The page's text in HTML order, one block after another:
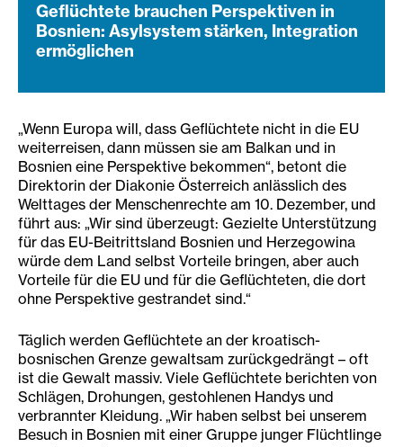
Geflüchtete brauchen Perspektiven in
Bosnien: Asylsystem stärken, Integration
ermöglichen
„Wenn Europa will, dass Geflüchtete nicht in die EU
weiterreisen, dann müssen sie am Balkan und in
Bosnien eine Perspektive bekommen“, betont die
Direktorin der Diakonie Österreich anlässlich des
Welttages der Menschenrechte am 10. Dezember, und
führt aus: „Wir sind überzeugt: Gezielte Unterstützung
für das EU-Beitrittsland Bosnien und Herzegowina
würde dem Land selbst Vorteile bringen, aber auch
Vorteile für die EU und für die Geflüchteten, die dort
ohne Perspektive gestrandet sind.“
Täglich werden Geflüchtete an der kroatisch-
bosnischen Grenze gewaltsam zurückgedrängt – oft
ist die Gewalt massiv. Viele Geflüchtete berichten von
Schlägen, Drohungen, gestohlenen Handys und
verbrannter Kleidung. „Wir haben selbst bei unserem
Besuch in Bosnien mit einer Gruppe junger Flüchtlinge